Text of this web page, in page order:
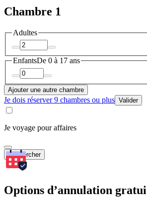
Chambre 1
Adultes
EnfantsDe 0 à 17 ans
Ajouter une autre chambre
Je dois réserver 9 chambres ou plus Valider
Je voyage pour affaires
Rechercher
Options d’annulation